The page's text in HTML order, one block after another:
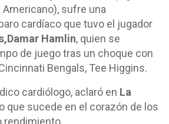
sufre una
cardíaco que tuvo el jugador
Damar Hamlin, quien se
de juego tras un choque con
Bengals, Tee Higgins.
cardiólogo, aclaró en La
lo que sucede en el corazón de los
rendimiento.